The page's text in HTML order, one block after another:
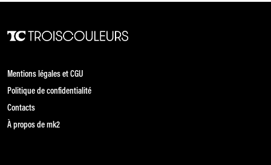
Mentions légales et CGU
Politique de confidentialité
Contacts
À propos de mk2